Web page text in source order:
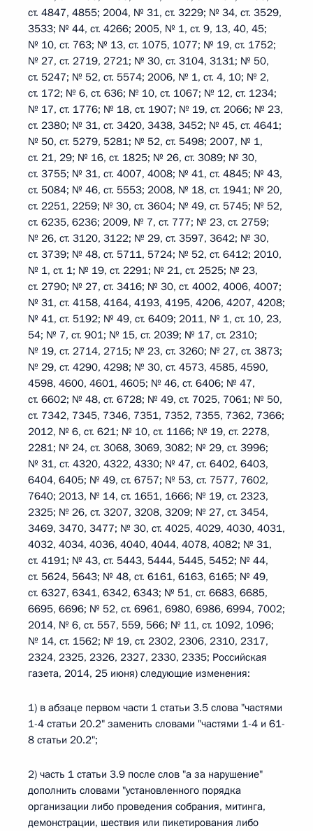
ст. 4847, 4855; 2004, № 31, ст. 3229; № 34, ст. 3529,
3533; № 44, ст. 4266; 2005, № 1, ст. 9, 13, 40, 45;
№ 10, ст. 763; № 13, ст. 1075, 1077; № 19, ст. 1752;
№ 27, ст. 2719, 2721; № 30, ст. 3104, 3131; № 50,
ст. 5247; № 52, ст. 5574; 2006, № 1, ст. 4, 10; № 2,
ст. 172; № 6, ст. 636; № 10, ст. 1067; № 12, ст. 1234;
№ 17, ст. 1776; № 18, ст. 1907; № 19, ст. 2066; № 23,
ст. 2380; № 31, ст. 3420, 3438, 3452; № 45, ст. 4641;
№ 50, ст. 5279, 5281; № 52, ст. 5498; 2007, № 1,
ст. 21, 29; № 16, ст. 1825; № 26, ст. 3089; № 30,
ст. 3755; № 31, ст. 4007, 4008; № 41, ст. 4845; № 43,
ст. 5084; № 46, ст. 5553; 2008, № 18, ст. 1941; № 20,
ст. 2251, 2259; № 30, ст. 3604; № 49, ст. 5745; № 52,
ст. 6235, 6236; 2009, № 7, ст. 777; № 23, ст. 2759;
№ 26, ст. 3120, 3122; № 29, ст. 3597, 3642; № 30,
ст. 3739; № 48, ст. 5711, 5724; № 52, ст. 6412; 2010,
№ 1, ст. 1; № 19, ст. 2291; № 21, ст. 2525; № 23,
ст. 2790; № 27, ст. 3416; № 30, ст. 4002, 4006, 4007;
№ 31, ст. 4158, 4164, 4193, 4195, 4206, 4207, 4208;
№ 41, ст. 5192; № 49, ст. 6409; 2011, № 1, ст. 10, 23,
54; № 7, ст. 901; № 15, ст. 2039; № 17, ст. 2310;
№ 19, ст. 2714, 2715; № 23, ст. 3260; № 27, ст. 3873;
№ 29, ст. 4290, 4298; № 30, ст. 4573, 4585, 4590,
4598, 4600, 4601, 4605; № 46, ст. 6406; № 47,
ст. 6602; № 48, ст. 6728; № 49, ст. 7025, 7061; № 50,
ст. 7342, 7345, 7346, 7351, 7352, 7355, 7362, 7366;
2012, № 6, ст. 621; № 10, ст. 1166; № 19, ст. 2278,
2281; № 24, ст. 3068, 3069, 3082; № 29, ст. 3996;
№ 31, ст. 4320, 4322, 4330; № 47, ст. 6402, 6403,
6404, 6405; № 49, ст. 6757; № 53, ст. 7577, 7602,
7640; 2013, № 14, ст. 1651, 1666; № 19, ст. 2323,
2325; № 26, ст. 3207, 3208, 3209; № 27, ст. 3454,
3469, 3470, 3477; № 30, ст. 4025, 4029, 4030, 4031,
4032, 4034, 4036, 4040, 4044, 4078, 4082; № 31,
ст. 4191; № 43, ст. 5443, 5444, 5445, 5452; № 44,
ст. 5624, 5643; № 48, ст. 6161, 6163, 6165; № 49,
ст. 6327, 6341, 6342, 6343; № 51, ст. 6683, 6685,
6695, 6696; № 52, ст. 6961, 6980, 6986, 6994, 7002;
2014, № 6, ст. 557, 559, 566; № 11, ст. 1092, 1096;
№ 14, ст. 1562; № 19, ст. 2302, 2306, 2310, 2317,
2324, 2325, 2326, 2327, 2330, 2335; Российская
газета, 2014, 25 июня) следующие изменения:
1) в абзаце первом части 1 статьи 3.5 слова "частями
1-4 статьи 20.2" заменить словами "частями 1-4 и 61-
8 статьи 20.2";
2) часть 1 статьи 3.9 после слов "а за нарушение"
дополнить словами "установленного порядка
организации либо проведения собрания, митинга,
демонстрации, шествия или пикетирования либо